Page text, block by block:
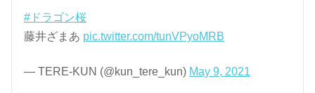
#ドラゴン桜
藤井ざまあ pic.twitter.com/tunVPyoMRB
— TERE-KUN (@kun_tere_kun) May 9, 2021